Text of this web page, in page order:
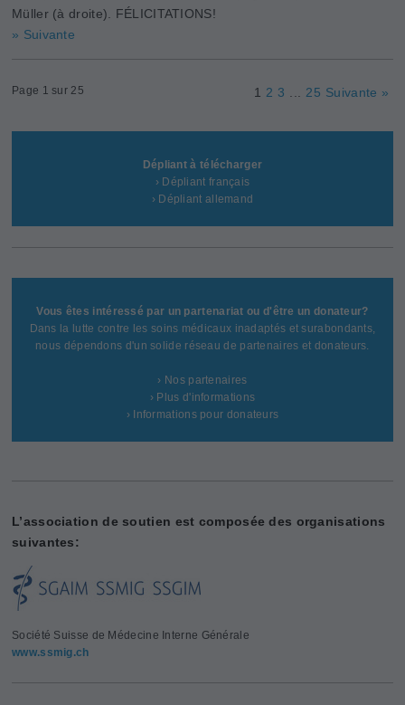
Müller (à droite). FÉLICITATIONS!
» Suivante
Page 1 sur 25 1 2 3 25 Suivante »
Dépliant à télécharger
› Dépliant français
› Dépliant allemand
Vous êtes intéressé par un partenariat ou d'être un donateur?
Dans la lutte contre les soins médicaux inadaptés et surabondants,
nous dépendons d'un solide réseau de partenaires et donateurs.
› Nos partenaires
› Plus d'informations
› Informations pour donateurs
L’association de soutien est composée des organisations
suivantes:
Société Suisse de Médecine Interne Générale
www.ssmig.ch